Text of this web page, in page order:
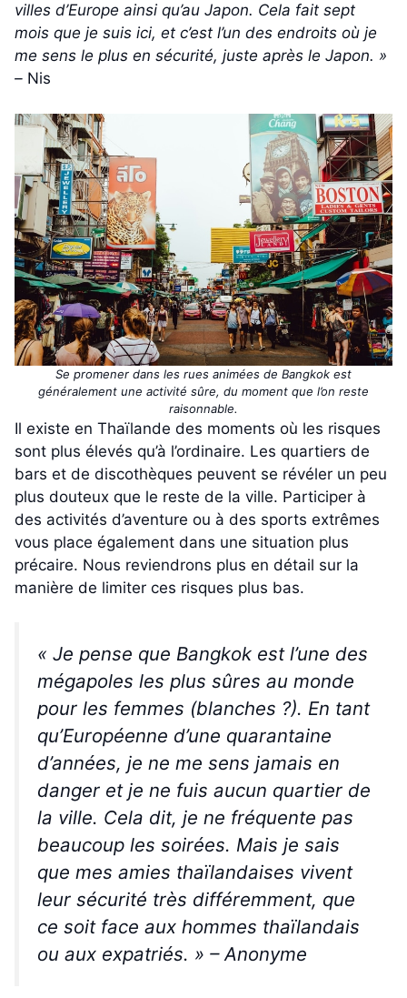
villes d’Europe ainsi qu’au Japon. Cela fait sept
mois que je suis ici, et c’est l’un des endroits où je
me sens le plus en sécurité, juste après le Japon. »
– Nis
Se promener dans les rues animées de Bangkok est
généralement une activité sûre, du moment que l’on reste
raisonnable.
Il existe en Thaïlande des moments où les risques
sont plus élevés qu’à l’ordinaire. Les quartiers de
bars et de discothèques peuvent se révéler un peu
plus douteux que le reste de la ville. Participer à
des activités d’aventure ou à des sports extrêmes
vous place également dans une situation plus
précaire. Nous reviendrons plus en détail sur la
manière de limiter ces risques plus bas.
« Je pense que Bangkok est l’une des
mégapoles les plus sûres au monde
pour les femmes (blanches ?). En tant
qu’Européenne d’une quarantaine
d’années, je ne me sens jamais en
danger et je ne fuis aucun quartier de
la ville. Cela dit, je ne fréquente pas
beaucoup les soirées. Mais je sais
que mes amies thaïlandaises vivent
leur sécurité très différemment, que
ce soit face aux hommes thaïlandais
ou aux expatriés. » –Anonyme